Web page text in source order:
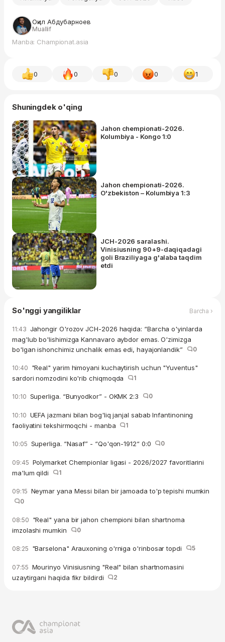
Оқил Абдубарноев
Muallif
Manba: Championat.asia
0 0 0 0 1
Shuningdek o'qing
Jahon chempionati-2026.
Kolumbiya - Kongo 1:0
Jahon chempionati-2026.
O'zbekiston – Kolumbiya 1:3
JCH-2026 saralashi.
Vinisiusning 90+9-daqiqadagi
goli Braziliyaga g'alaba taqdim
etdi
So'nggi yangiliklar Barcha ›
11:43 Jahongir O'rozov JCH-2026 haqida: “Barcha o'yinlarda
mag'lub bo'lishimizga Kannavaro aybdor emas. O'zimizga
bo'lgan ishonchimiz unchalik emas edi, hayajonlandik”
0
10:40 "Real" yarim himoyani kuchaytirish uchun "Yuventus"
sardori nomzodini ko'rib chiqmoqda
1
10:10 Superliga. “Bunyodkor” - OKMK 2:3 0
10:10 UEFA jazmani bilan bog'liq janjal sabab Infantinoning
faoliyatini tekshirmoqchi - manba
1
10:05 Superliga. “Nasaf” - “Qo'qon-1912“ 0:0 0
09:45 Polymarket Chempionlar ligasi - 2026/2027 favoritlarini
ma'lum qildi
1
09:15 Neymar yana Messi bilan bir jamoada to'p tepishi mumkin
0
08:50 "Real" yana bir jahon chempioni bilan shartnoma
imzolashi mumkin
0
08:25 "Barselona" Arauxoning o'rniga o'rinbosar topdi 5
07:55 Mourinyo Vinisiusning "Real" bilan shartnomasini
uzaytirgani haqida fikr bildirdi
2